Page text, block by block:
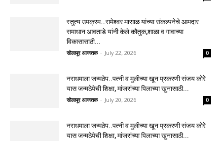
स्तुत्य उपक्रम…रामेश्वर मासाळ यांच्या संकल्पनेचे आमदार
समाधान आवताडे यांनी केले कौतुक,शाळा व गावाच्या
विकासासाठी...
सोलापूर आजतक - July 22, 2026 0
नराधमाला जन्मठेप..पत्नी व मुलीच्या खून प्रकरणी संजय कोरे
यास जन्मठेपेची शिक्षा, मांजरांच्या पिलाच्या खुनासाठी...
सोलापूर आजतक - July 20, 2026 0
नराधमाला जन्मठेप..पत्नी व मुलीच्या खून प्रकरणी संजय कोरे
यास जन्मठेपेची शिक्षा, मांजरांच्या पिलाच्या खुनासाठी...